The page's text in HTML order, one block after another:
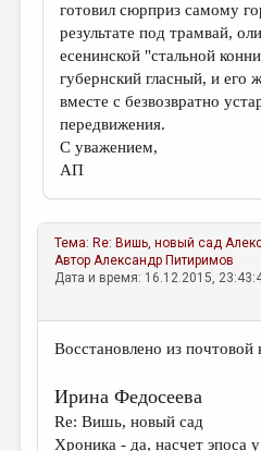
готовил сюрприз самому
результате под трамвай,
есенинской "стальной
губернский гласный, и его
вместе с безвозвратно
передвижения.
С уважением,
АП
Тема: Re: Вишь, новый сад
АвторАлександр Питиримов
Дата и время: 16.12.2015,
Восстановлено из почтовой
Ирина Федосеева
Re: Вишь, новый сад
Хроника - да, насчет эпоса